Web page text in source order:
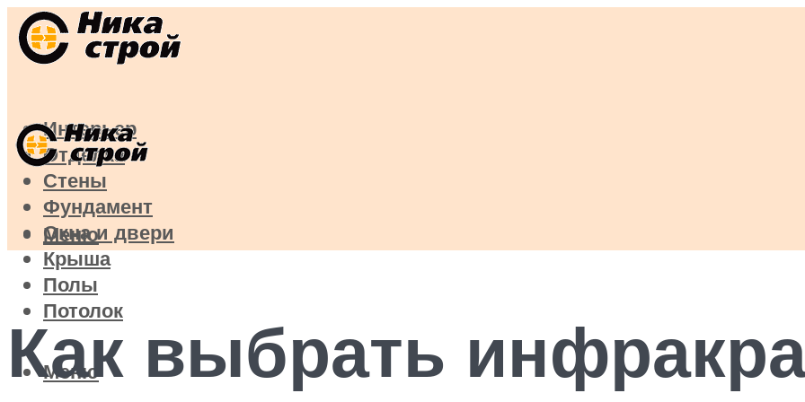
Интерьер
Отделка
Стены
Фундамент
Окна и двери
Крыша
Полы
Потолок
Меню
Меню
Как выбрать